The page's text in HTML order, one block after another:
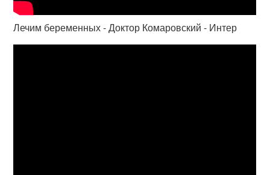
Лечим беременных - Доктор Комаровский - Интер